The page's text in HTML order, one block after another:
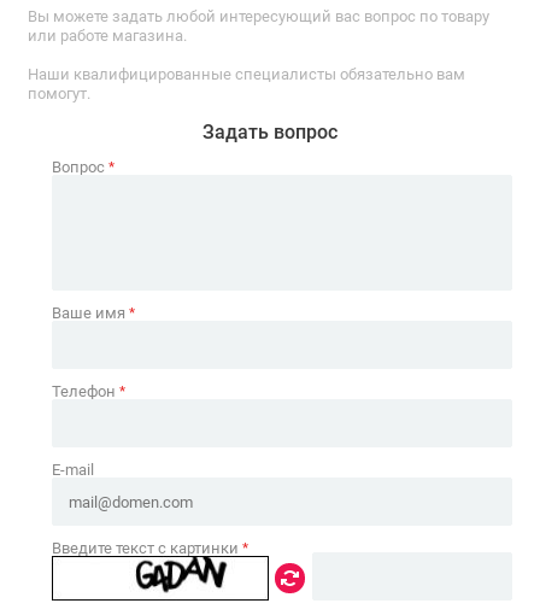
Вы можете задать любой интересующий вас вопрос по товару
или работе магазина.
Наши квалифицированные специалисты обязательно вам
помогут.
Задать вопрос
Вопрос *
Ваше имя *
Телефон *
E-mail
Введите текст с картинки *